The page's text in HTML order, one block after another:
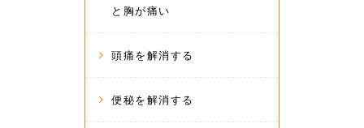
と胸が痛い
頭痛を解消する
便秘を解消する